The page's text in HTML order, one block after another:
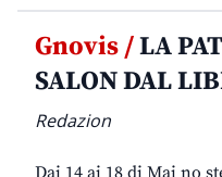
Gnovis /LA
SALON DAL
Redazion